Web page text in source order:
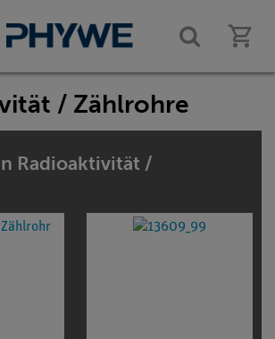
/ Zählrohre
Radioaktivität /